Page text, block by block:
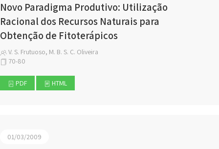
Novo Paradigma Produtivo: Utilização
Racional dos Recursos Naturais para
Obtenção de Fitoterápicos
V. S. Frutuoso, M. B. S. C. Oliveira
70-80
PDF HTML
01/03/2009